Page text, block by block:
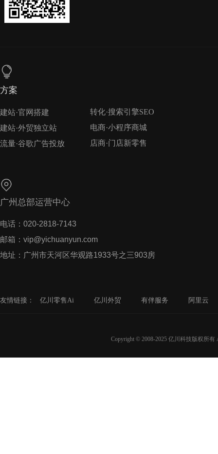
电话：020-2818-7143
邮箱：vip@yichuanyun.com
地址：广州市天河区华观路1933号之三903房
广州总部运营中心
方案
建站·官网搭建
建站·外贸独立站
流量·谷歌广告投放
转化·搜索引擎SEO
电商·小程序商城
店商·门店新零售
亿川零售Ai 亿川外贸 有伴服务 阿里云
友情链接：
Copyright © 2008-2025 亿川科技版权所